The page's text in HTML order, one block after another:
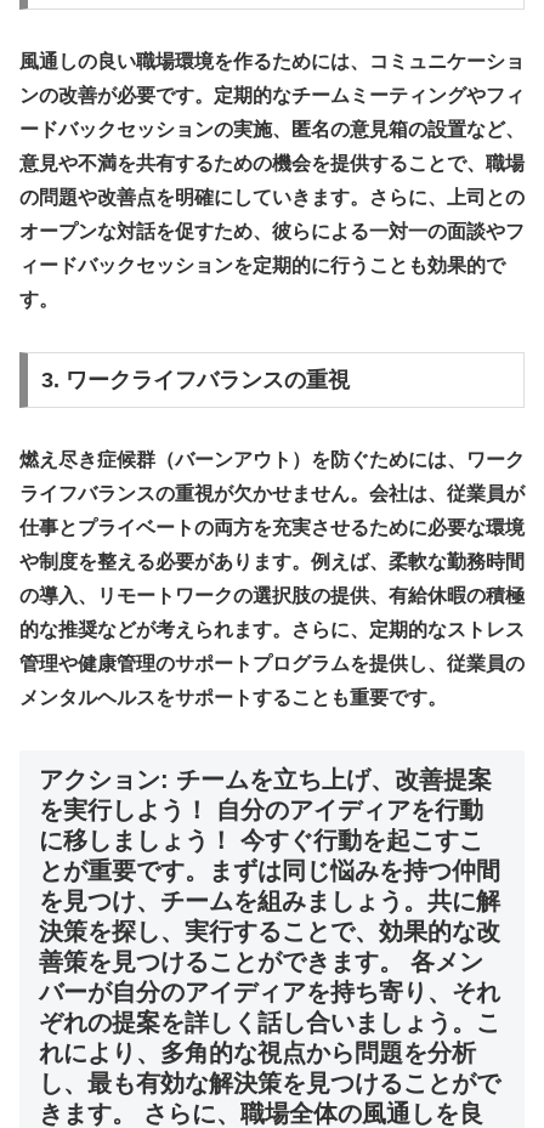
風通しの良い職場環境を作るためには、コミュニケーショ
ンの改善が必要です。定期的なチームミーティングやフィ
ードバックセッションの実施、匿名の意見箱の設置など、
意見や不満を共有するための機会を提供することで、職場
の問題や改善点を明確にしていきます。さらに、上司との
オープンな対話を促すため、彼らによる一対一の面談やフ
ィードバックセッションを定期的に行うことも効果的で
す。
3. ワークライフバランスの重視
燃え尽き症候群（バーンアウト）を防ぐためには、ワーク
ライフバランスの重視が欠かせません。会社は、従業員が
仕事とプライベートの両方を充実させるために必要な環境
や制度を整える必要があります。例えば、柔軟な勤務時間
の導入、リモートワークの選択肢の提供、有給休暇の積極
的な推奨などが考えられます。さらに、定期的なストレス
管理や健康管理のサポートプログラムを提供し、従業員の
メンタルヘルスをサポートすることも重要です。
アクション: チームを立ち上げ、改善提案
を実行しよう！ 自分のアイディアを行動
に移しましょう！ 今すぐ行動を起こすこ
とが重要です。まずは同じ悩みを持つ仲間
を見つけ、チームを組みましょう。共に解
決策を探し、実行することで、効果的な改
善策を見つけることができます。 各メン
バーが自分のアイディアを持ち寄り、それ
ぞれの提案を詳しく話し合いましょう。こ
れにより、多角的な視点から問題を分析
し、最も有効な解決策を見つけることがで
きます。 さらに、職場全体の風通しを良